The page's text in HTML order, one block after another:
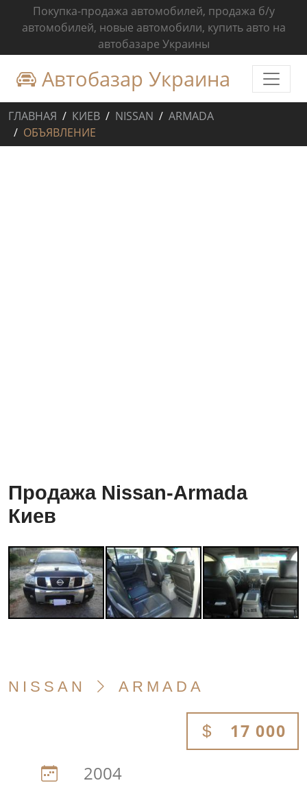
Покупка-продажа автомобилей, продажа б/у
автомобилей, новые автомобили, купить авто на
автобазаре Украины
Автобазар Украина
ГЛАВНАЯ КИЕВ NISSAN
ARMADA
ОБЪЯВЛЕНИЕ
Продажа Nissan-Armada
Киев
NISSAN ARMADA
17 000
2004